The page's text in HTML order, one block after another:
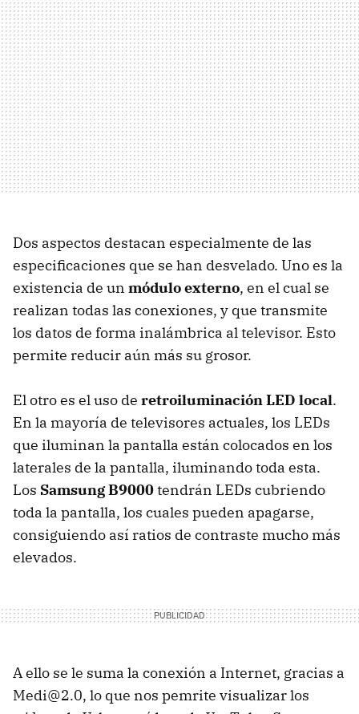
Dos aspectos destacan especialmente de las
especificaciones que se han desvelado. Uno es la
existencia de un módulo externo, en el cual se
realizan todas las conexiones, y que transmite
los datos de forma inalámbrica al televisor. Esto
permite reducir aún más su grosor.
El otro es el uso de retroiluminaciónLED local.
En la mayoría de televisores actuales, los LEDs
que iluminan la pantalla están colocados en los
laterales de la pantalla, iluminando toda esta.
Los Samsung B9000tendrán LEDs cubriendo
toda la pantalla, los cuales pueden apagarse,
consiguiendo así ratios de contraste mucho más
elevados.
A ello se le suma la conexión a Internet, gracias a
Medi@2.0, lo que nos pemrite visualizar los